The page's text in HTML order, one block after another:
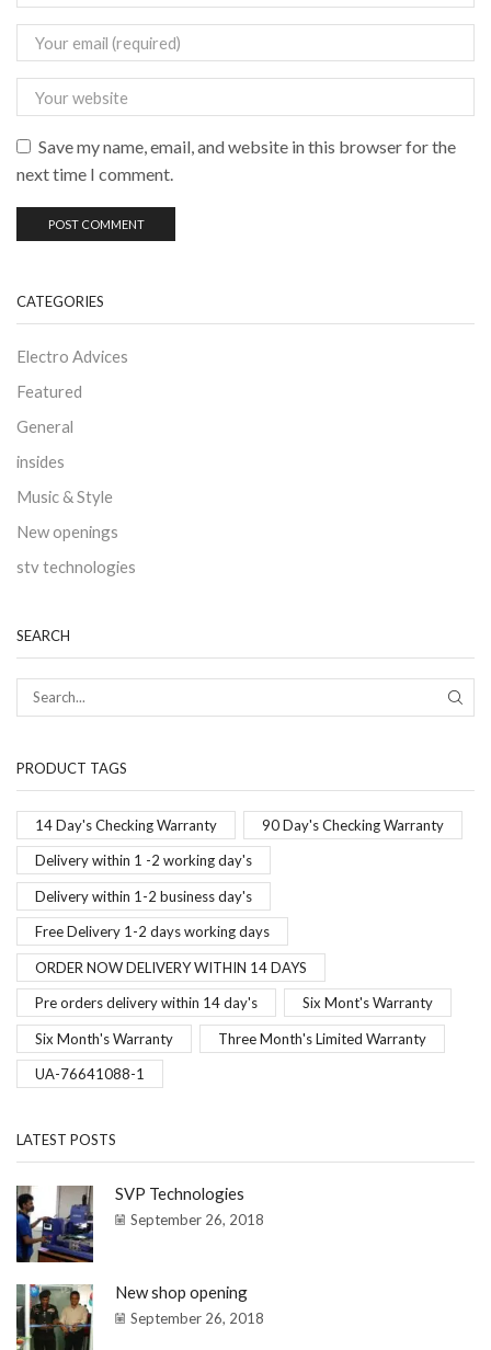
Save my name, email, and website in this browser for the
next time I comment.
CATEGORIES
Electro Advices
Featured
General
insides
Music & Style
New openings
stv technologies
SEARCH
PRODUCT TAGS
14 Day's Checking Warranty 90 Day's Checking Warranty
Delivery within 1 -2 working day's
Delivery within 1-2 business day's
Free Delivery 1-2 days working days
ORDER NOW DELIVERY WITHIN 14 DAYS
Pre orders delivery within 14 day's Six Mont's Warranty
Six Month's Warranty Three Month's Limited Warranty
UA-76641088-1
LATEST POSTS
SVP Technologies
September 26, 2018
New shop opening
September 26, 2018